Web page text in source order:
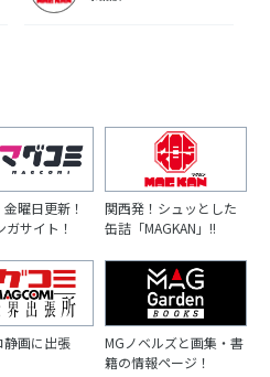
曜日更新！
ガサイト！
関西発！シュッとした
缶詰「MAGKAN」!!
静画に出張
MGノベルズと画集・書
籍の情報ページ！